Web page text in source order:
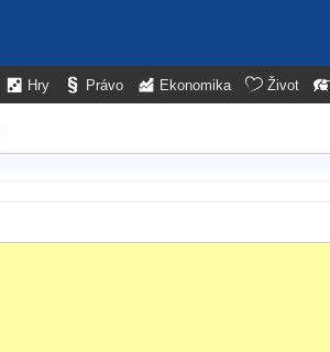
Hry Právo Ekonomika Život